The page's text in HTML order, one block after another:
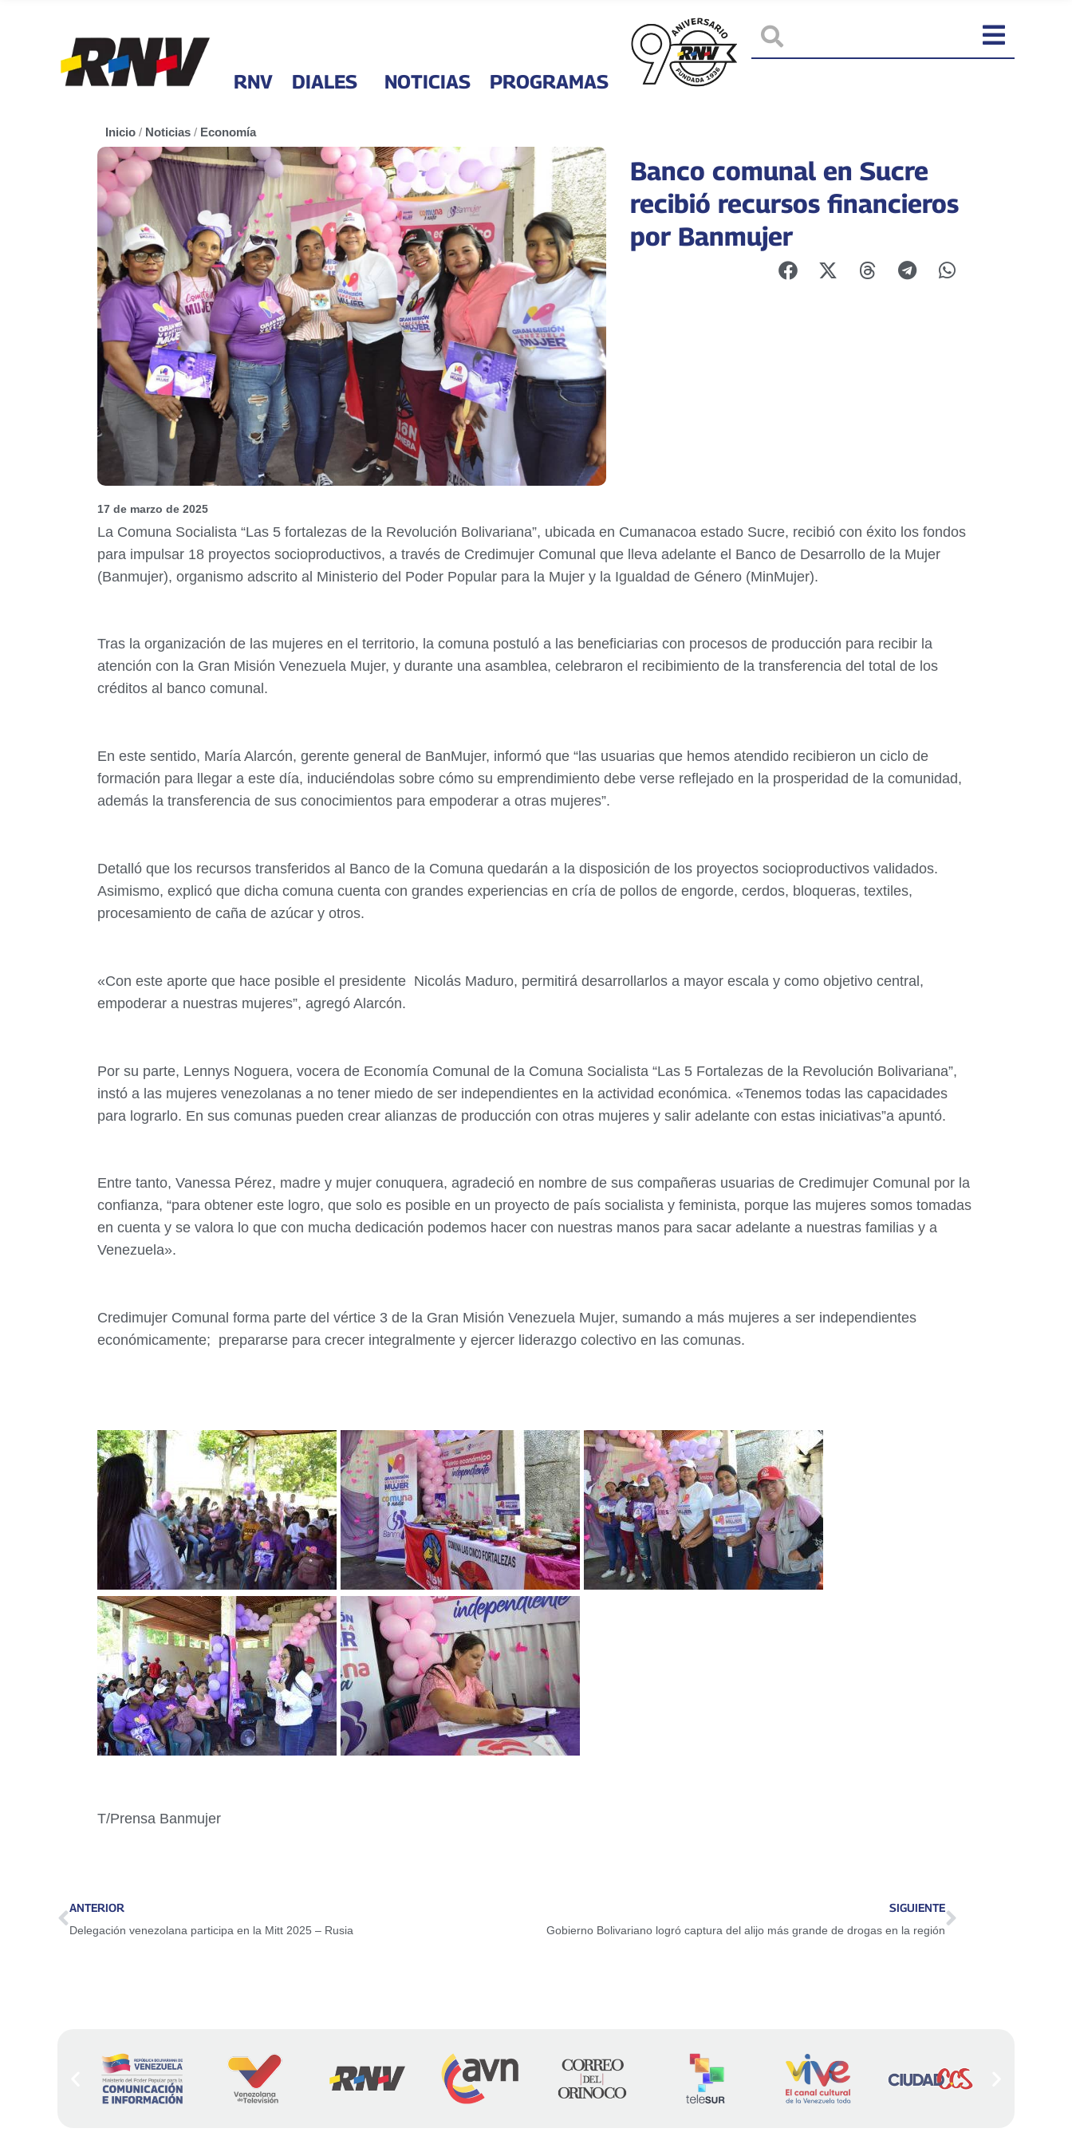
RNV DIALES NOTICIAS PROGRAMAS
Inicio / Noticias / Economía
Banco comunal en Sucre
recibió recursos financieros
por Banmujer
17 de marzo de 2025
La Comuna Socialista “Las 5 fortalezas de la Revolución Bolivariana”, ubicada en Cumanacoa estado Sucre, recibió con éxito los fondos
para impulsar 18 proyectos socioproductivos, a través de Credimujer Comunal que lleva adelante el Banco de Desarrollo de la Mujer
(Banmujer), organismo adscrito al Ministerio del Poder Popular para la Mujer y la Igualdad de Género (MinMujer).
Tras la organización de las mujeres en el territorio, la comuna postuló a las beneficiarias con procesos de producción para recibir la
atención con la Gran Misión Venezuela Mujer, y durante una asamblea, celebraron el recibimiento de la transferencia del total de los
créditos al banco comunal.
En este sentido, María Alarcón, gerente general de BanMujer, informó que “las usuarias que hemos atendido recibieron un ciclo de
formación para llegar a este día, induciéndolas sobre cómo su emprendimiento debe verse reflejado en la prosperidad de la comunidad,
además la transferencia de sus conocimientos para empoderar a otras mujeres”.
Detalló que los recursos transferidos al Banco de la Comuna quedarán a la disposición de los proyectos socioproductivos validados.
Asimismo, explicó que dicha comuna cuenta con grandes experiencias en cría de pollos de engorde, cerdos, bloqueras, textiles,
procesamiento de caña de azúcar y otros.
«Con este aporte que hace posible el presidente Nicolás Maduro, permitirá desarrollarlos a mayor escala y como objetivo central,
empoderar a nuestras mujeres”, agregó Alarcón.
Por su parte, Lennys Noguera, vocera de Economía Comunal de la Comuna Socialista “Las 5 Fortalezas de la Revolución Bolivariana”,
instó a las mujeres venezolanas a no tener miedo de ser independientes en la actividad económica. «Tenemos todas las capacidades
para lograrlo. En sus comunas pueden crear alianzas de producción con otras mujeres y salir adelante con estas iniciativas”a apuntó.
Entre tanto, Vanessa Pérez, madre y mujer conuquera, agradeció en nombre de sus compañeras usuarias de Credimujer Comunal por la
confianza, “para obtener este logro, que solo es posible en un proyecto de país socialista y feminista, porque las mujeres somos tomadas
en cuenta y se valora lo que con mucha dedicación podemos hacer con nuestras manos para sacar adelante a nuestras familias y a
Venezuela».
Credimujer Comunal forma parte del vértice 3 de la Gran Misión Venezuela Mujer, sumando a más mujeres a ser independientes
económicamente; prepararse para crecer integralmente y ejercer liderazgo colectivo en las comunas.
T/Prensa Banmujer
ANTERIOR
Delegación venezolana participa en la Mitt 2025 – Rusia
SIGUIENTE
Gobierno Bolivariano logró captura del alijo más grande de drogas en la región